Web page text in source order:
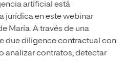
artificial está
jurídica en este webinar
María. A través de una
due diligence contractual con
analizar contratos, detectar